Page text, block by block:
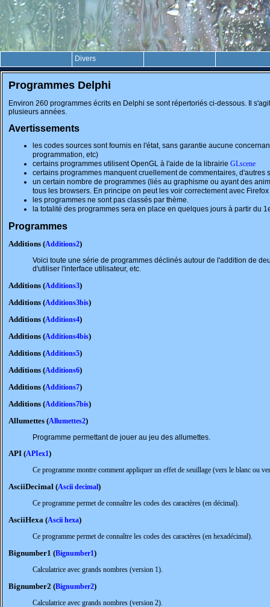
Divers
Programmes Delphi
Environ 260 programmes écrits en Delphi se sont répertoriés ci-dessous. Il
plusieurs années.
Avertissements
les codes sources sont fournis en l'état, sans garantie aucune
programmation, etc)
certains programmes utilisent OpenGL à l'aide de la librairie GLscene
certains programmes manquent cruellement de commentaires,
un certain nombre de programmes (liés au graphisme ou ayant des
tous les browsers. En principe on peut les voir correctement avec
les programmes ne sont pas classés par thème.
la totalité des programmes sera en place en quelques jours à partir du
Programmes
Additions (Additions2)
Voici toute une série de programmes déclinés autour de l'addition de
d'utiliser l'interface utilisateur, etc.
Additions (Additions3)
Additions (Additions3bis)
Additions (Additions4)
Additions (Additions4bis)
Additions (Additions5)
Additions (Additions6)
Additions (Additions7)
Additions (Additions7bis)
Allumettes (Allumettes2)
Programme permettant de jouer au jeu des allumettes.
API (APIex1)
Ce programme montre comment appliquer un effet de seuillage (vers le blanc ou
AsciiDecimal (Ascii decimal)
Ce programme permet de connaître les codes des caractères (en décimal).
AsciiHexa (Ascii hexa)
Ce programme permet de connaître les codes des caractères (en hexadécimal).
Bignumber1 (Bignumber1)
Calculatrice avec grands nombres (version 1).
Bignumber2 (Bignumber2)
Calculatrice avec grands nombres (version 2).